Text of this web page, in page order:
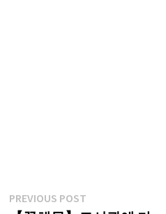
글
PREVIOUS POSTPrevious